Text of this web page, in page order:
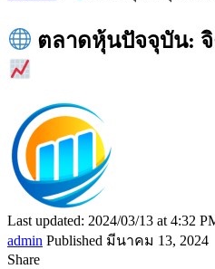
ตลาดหุ้นปัจจุบัน:
Last updated: 2024/03/13 at 4:32
admin Published มีนาคม 13, 2024
Share